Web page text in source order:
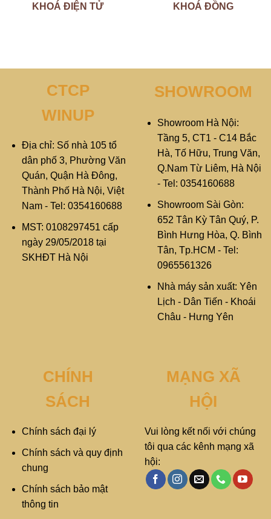
KHOÁ ĐIỆN TỬ KHOÁ ĐỒNG
CTCP
WINUP
Địa chỉ: Số nhà 105 tổ
dân phố 3, Phường Văn
Quán, Quận Hà Đông,
Thành Phố Hà Nội, Việt
Nam - Tel: 0354160688
MST: 0108297451 cấp
ngày 29/05/2018 tại
SKHĐT Hà Nội
SHOWROOM
Showroom Hà Nội:
Tầng 5, CT1 - C14 Bắc
Hà, Tố Hữu, Trung Văn,
Q.Nam Từ Liêm, Hà Nội
- Tel: 0354160688
Showroom Sài Gòn:
652 Tân Kỳ Tân Quý, P.
Bình Hưng Hòa, Q. Bình
Tân, Tp.HCM - Tel:
0965561326
Nhà máy sản xuất: Yên
Lịch - Dân Tiến - Khoái
Châu - Hưng Yên
CHÍNH
SÁCH
Chính sách đại lý
Chính sách và quy định
chung
Chính sách bảo mật
thông tin
MẠNG XÃ
HỘI
Vui lòng kết nối với chúng
tôi qua các kênh mạng xã
hội: